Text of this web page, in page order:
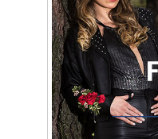
La primera
hizo desde
Mariana
un
seguridad"
Música,
Conocé
disfrutar en